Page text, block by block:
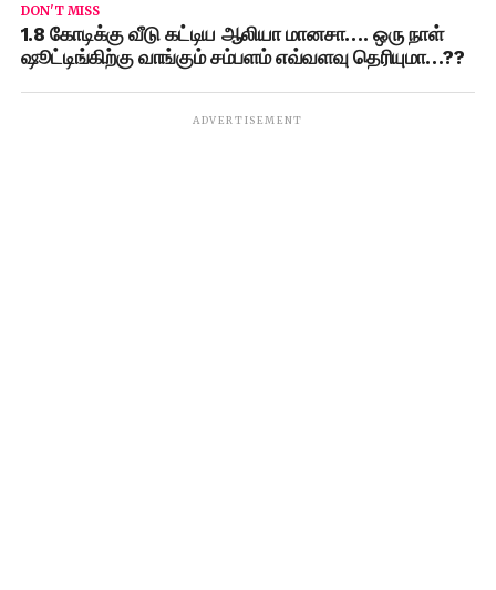
DON'T MISS
1.8 கோடிக்கு வீடு கட்டிய ஆலியா மானசா…. ஒரு நாள்
ஷூட்டிங்கிற்கு வாங்கும் சம்பளம் எவ்வளவு தெரியுமா…??
ADVERTISEMENT